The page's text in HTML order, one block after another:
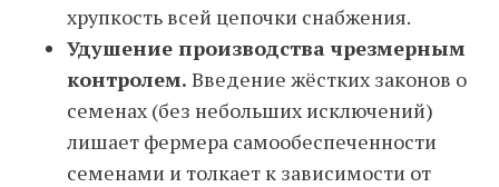
хрупкость всей цепочки снабжения.
Удушение производства чрезмерным
контролем. Введение жёстких законов о
семенах (без небольших исключений)
лишает фермера самообеспеченности
семенами и толкает к зависимости от